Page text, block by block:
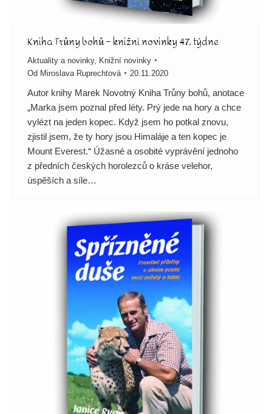
Kniha Trůny bohů – knižní novinky 47. týdne
Aktuality a novinky, Knižní novinky
Od Miroslava Ruprechtová 20.11.2020
Autor knihy Marek Novotný Kniha Trůny bohů, anotace
„Marka jsem poznal před léty. Prý jede na hory a chce
vylézt na jeden kopec. Když jsem ho potkal znovu,
zjistil jsem, že ty hory jsou Himaláje a ten kopec je
Mount Everest.“ Úžasné a osobité vyprávění jednoho
z předních českých horolezců o kráse velehor,
úspěších a síle…